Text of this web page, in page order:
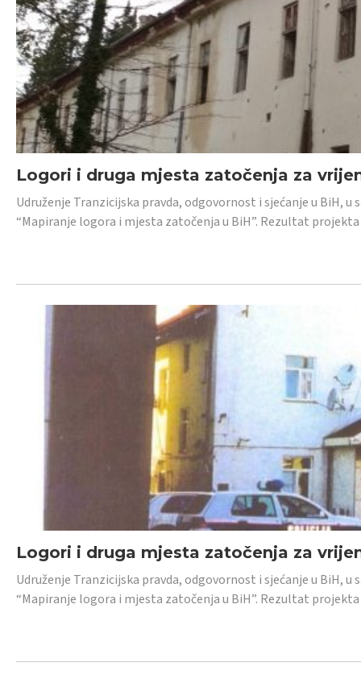
Logori i druga mjesta zatočenja za
Udruženje Tranzicijska pravda, odgovornost i sjećanje u BiH,
“Mapiranje logora i mjesta zatočenja u BiH”. Rezultat
Logori i druga mjesta zatočenja za
Udruženje Tranzicijska pravda, odgovornost i sjećanje u BiH,
“Mapiranje logora i mjesta zatočenja u BiH”. Rezultat